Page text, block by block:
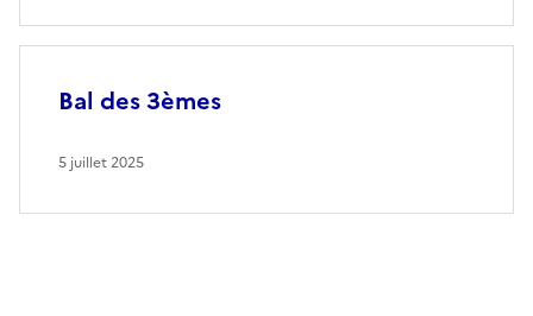
Bal des 3èmes
5 juillet 2025